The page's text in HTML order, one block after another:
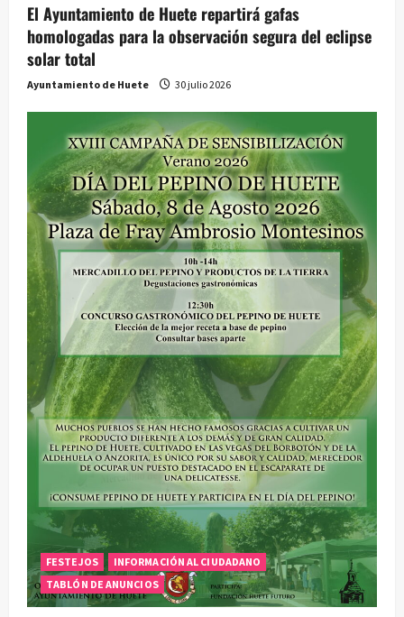
El Ayuntamiento de Huete repartirá gafas
homologadas para la observación segura del eclipse
solar total
Ayuntamiento de Huete 30 julio 2026
FESTEJOS
INFORMACIÓN AL CIUDADANO
TABLÓN DE ANUNCIOS